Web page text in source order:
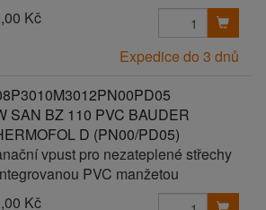
Kč
Expedice do 3 dnů
SAN BZ 110 PVC BAUDER
D (PN00/PD05)
vpust pro nezateplené střechy
PVC manžetou
Kč